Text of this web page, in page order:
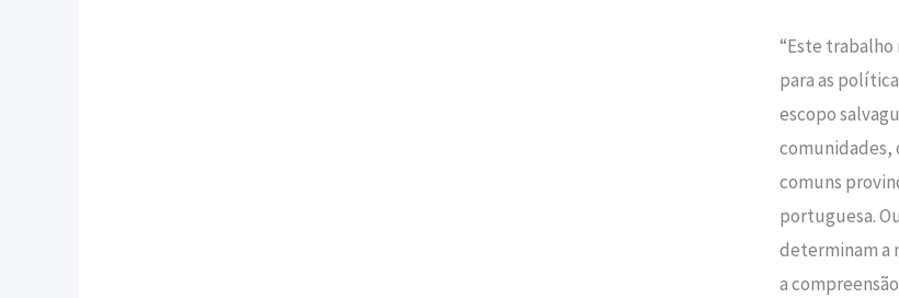
“Este
para as
escopo
comunidades,
comuns
portuguesa.
determinam a
a